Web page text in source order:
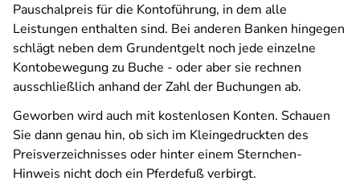
Pauschalpreis für die Kontoführung, in dem alle
Leistungen enthalten sind. Bei anderen Banken hingegen
schlägt neben dem Grundentgelt noch jede einzelne
Kontobewegung zu Buche - oder aber sie rechnen
ausschließlich anhand der Zahl der Buchungen ab.
Geworben wird auch mit kostenlosen Konten. Schauen
Sie dann genau hin, ob sich im Kleingedruckten des
Preisverzeichnisses oder hinter einem Sternchen-
Hinweis nicht doch ein Pferdefuß verbirgt.